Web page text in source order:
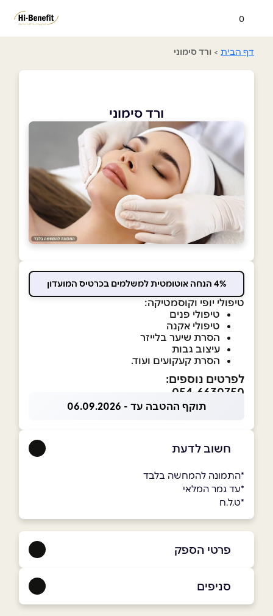
0
דף הבית > ורד סימוני
ורד סימוני
4% הנחה אוטומטית למשלמים בכרטיס המועדון
טיפולי יופי וקוסמטיקה:
טיפולי פנים
טיפולי אקנה
הסרת שיער בלייזר
עיצוב גבות
הסרת קעקועים ועוד.
לפרטים נוספים:
054-6630750
תוקף ההטבה עד - 06.09.2026
חשוב לדעת
*התמונה להמחשה בלבד
*עד גמר המלאי
*ט.ל.ח
פרטי הספק
סניפים